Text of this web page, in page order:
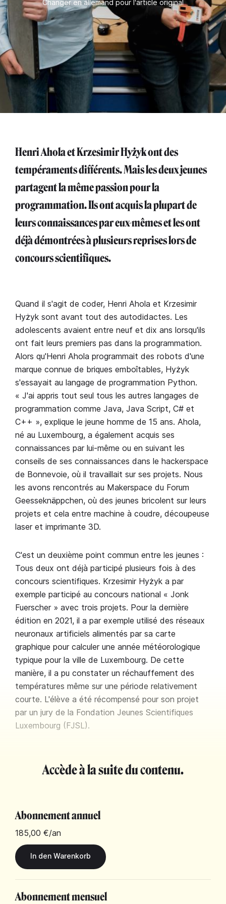
Changer en allemand pour l'article original
Henri Ahola et Krzesimir Hyżyk ont des
tempéraments différents. Mais les deux jeunes
partagent la même passion pour la
programmation. Ils ont acquis la plupart de
leurs connaissances par eux-mêmes et les ont
déjà démontrées à plusieurs reprises lors de
concours scientifiques.
Quand il s'agit de coder, Henri Ahola et Krzesimir
Hyżyk sont avant tout des autodidactes. Les
adolescents avaient entre neuf et dix ans lorsqu'ils
ont fait leurs premiers pas dans la programmation.
Alors qu'Henri Ahola programmait des robots d'une
marque connue de briques emboîtables, Hyżyk
s'essayait au langage de programmation Python.
« J'ai appris tout seul tous les autres langages de
programmation comme Java, Java Script, C# et
C++ », explique le jeune homme de 15 ans. Ahola,
né au Luxembourg, a également acquis ses
connaissances par lui-même ou en suivant les
conseils de ses connaissances dans le hackerspace
de Bonnevoie, où il travaillait sur ses projets. Nous
les avons rencontrés au Makerspace du Forum
Geesseknäppchen, où des jeunes bricolent sur leurs
projets et cela entre machine à coudre, découpeuse
laser et imprimante 3D.
C'est un deuxième point commun entre les jeunes :
Tous deux ont déjà participé plusieurs fois à des
concours scientifiques. Krzesimir Hyżyk a par
exemple participé au concours national « Jonk
Fuerscher » avec trois projets. Pour la dernière
édition en 2021, il a par exemple utilisé des réseaux
neuronaux artificiels alimentés par sa carte
graphique pour calculer une année météorologique
typique pour la ville de Luxembourg. De cette
manière, il a pu constater un réchauffement des
températures même sur une période relativement
courte. L'élève a été récompensé pour son projet
par un jury de la Fondation Jeunes Scientifiques
Luxembourg (FJSL).
Accède à la suite du contenu.
Abonnement annuel
185,00 €/an
Abonnement mensuel